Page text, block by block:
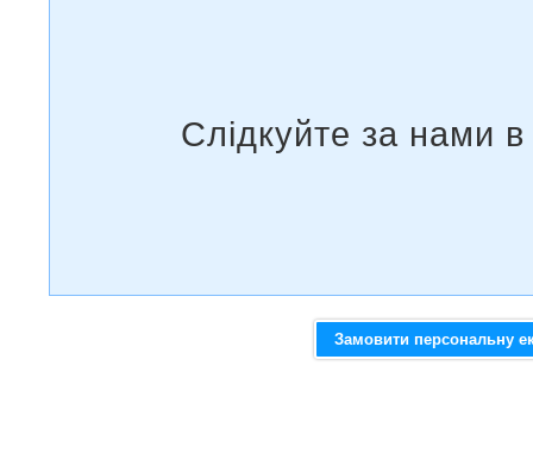
Замовити персональну